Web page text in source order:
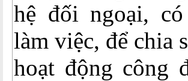
hệ đối ngoại,
làm việc, để chia
hoạt động công